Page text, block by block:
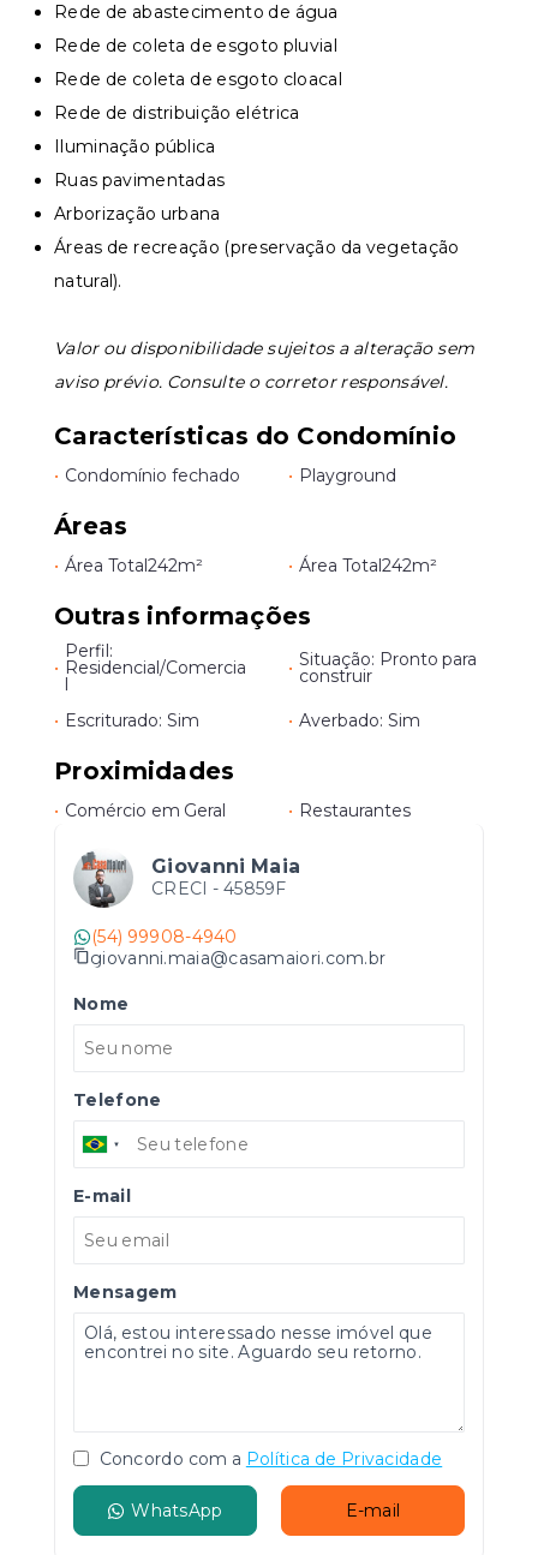
Rede de abastecimento de água
Rede de coleta de esgoto pluvial
Rede de coleta de esgoto cloacal
Rede de distribuição elétrica
Iluminação pública
Ruas pavimentadas
Arborização urbana
Áreas de recreação (preservação da vegetação
natural).
Valor ou disponibilidade sujeitos a alteração sem
aviso prévio. Consulte o corretor responsável.
Características do Condomínio
• Condomínio fechado • Playground
Áreas
• Área Total242m² • Área Total242m²
Outras informações
•
Perfil:
Residencial/Comercia
l
• Situação: Pronto para
construir
• Escriturado: Sim • Averbado: Sim
Proximidades
• Comércio em Geral • Restaurantes
Giovanni Maia
CRECI - 45859F
(54) 99908-4940
giovanni.maia@casamaiori.com.br
Nome
Telefone
E-mail
Mensagem
Concordo com a Política de Privacidade
WhatsApp E-mail